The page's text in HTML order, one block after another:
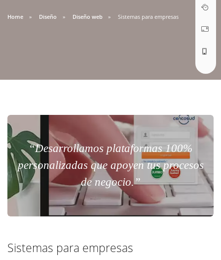
Home Diseño Diseño web Sistemas para empresas
“Desarrollamos plataformas 100%
personalizadas que apoyen tus procesos
de negocio.”
Sistemas para empresas
ABRIR TICKET